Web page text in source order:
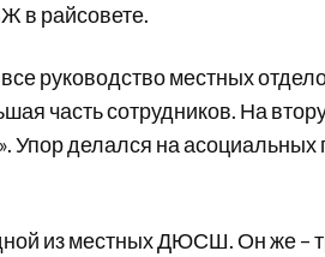
в райсовете.
руководство местных
часть сотрудников. На
Упор делался на асоциальных
из местных ДЮСШ. Он же –